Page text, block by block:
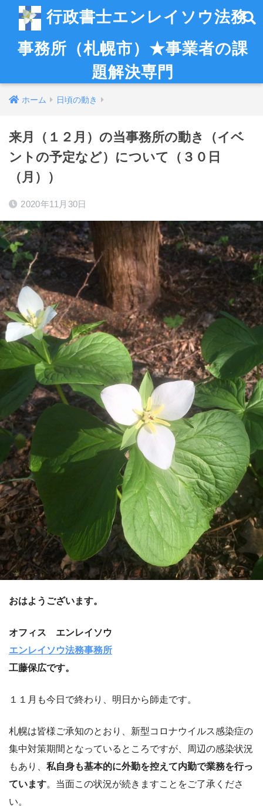
行政書士エンレイソウ法務
事務所（札幌市）★事業者の課
題解決専門
ホーム 日頃の動き
来月（１２月）の当事務所の動き（イベ
ントの予定など）について（３０日
（月））
2020年11月30日
おはようございます。
オフィス エンレイソウ
エンレイソウ法務事務所
工藤保広です。
１１月も今日で終わり、明日から師走です。
札幌は皆様ご承知のとおり、新型コロナウイルス感染症の
集中対策期間となっているところですが、周辺の感染状況
もあり、 私自身も基本的に外勤を控えて内勤で業務を行っ
ています。当面この状況が続きますことをご了承くださ
い。